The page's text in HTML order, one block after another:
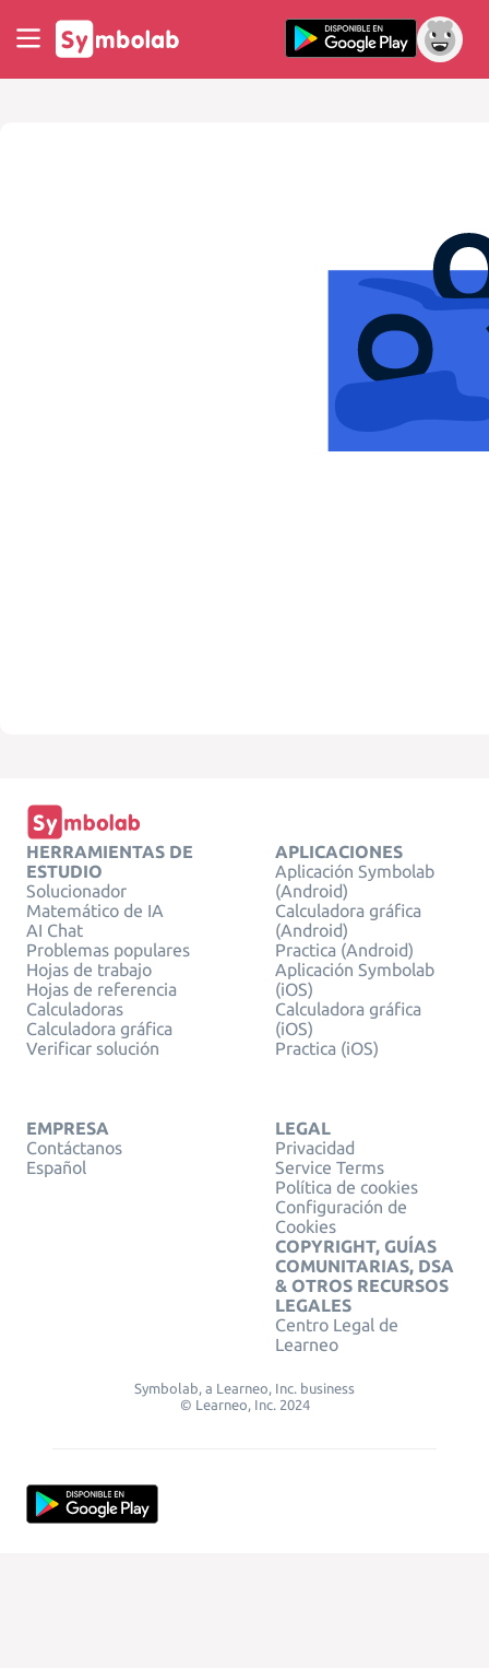
HERRAMIENTAS DE
ESTUDIO
Solucionador
Matemático de IA
AI Chat
Problemas populares
Hojas de trabajo
Hojas de referencia
Calculadoras
Calculadora gráfica
Verificar solución
APLICACIONES
Aplicación Symbolab
(Android)
Calculadora gráfica
(Android)
Practica (Android)
Aplicación Symbolab
(iOS)
Calculadora gráfica
(iOS)
Practica (iOS)
EMPRESA
Contáctanos
Español
LEGAL
Privacidad
Service Terms
Política de cookies
Configuración de
Cookies
COPYRIGHT, GUÍAS
COMUNITARIAS, DSA
& OTROS RECURSOS
LEGALES
Centro Legal de
Learneo
Symbolab, a Learneo, Inc. business
© Learneo, Inc. 2024